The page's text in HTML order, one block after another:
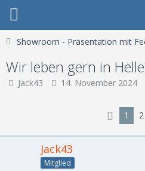
Showroom - Präsentation mit
Wir leben gern in
Jack43 14. November 2024
1 2
Jack43
Mitglied